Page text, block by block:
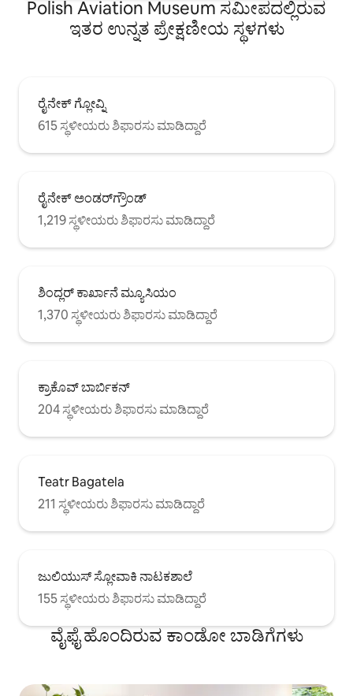
Polish Aviation Museum ಸಮೀಪದಲ್ಲಿರುವ
ಇತರ ಉನ್ನತ ಪ್ರೇಕ್ಷಣೀಯ ಸ್ಥಳಗಳು
ರೈನೇಕ್ ಗ್ಲೋವ್ನಿ
615 ಸ್ಥಳೀಯರು ಶಿಫಾರಸು ಮಾಡಿದ್ದಾರೆ
ರೈನೇಕ್ ಅಂಡರ್‌ಗ್ರೌಂಡ್
1,219 ಸ್ಥಳೀಯರು ಶಿಫಾರಸು ಮಾಡಿದ್ದಾರೆ
ಶಿಂದ್ಲರ್‌ ಕಾರ್ಖಾನೆ ಮ್ಯೂಸಿಯಂ
1,370 ಸ್ಥಳೀಯರು ಶಿಫಾರಸು ಮಾಡಿದ್ದಾರೆ
ಕ್ರಾಕೊವ್ ಬಾರ್ಬಿಕನ್
204 ಸ್ಥಳೀಯರು ಶಿಫಾರಸು ಮಾಡಿದ್ದಾರೆ
Teatr Bagatela
211 ಸ್ಥಳೀಯರು ಶಿಫಾರಸು ಮಾಡಿದ್ದಾರೆ
ಜುಲಿಯುಸ್ ಸ್ಲೋವಾಕಿ ನಾಟಕಶಾಲೆ
155 ಸ್ಥಳೀಯರು ಶಿಫಾರಸು ಮಾಡಿದ್ದಾರೆ
ವೈಫೈ ಹೊಂದಿರುವ ಕಾಂಡೋ ಬಾಡಿಗೆಗಳು